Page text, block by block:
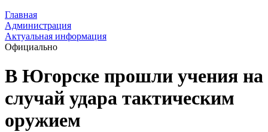
Главная
Администрация
Актуальная информация
Официально
В Югорске прошли учения на
случай удара тактическим
оружием